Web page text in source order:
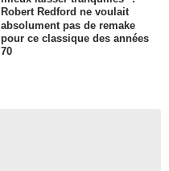
Robert Redford ne voulait
absolument pas de remake
pour ce classique des années
70